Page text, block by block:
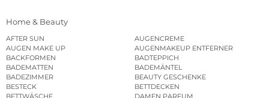
Home & Beauty
AFTER SUN
AUGENCREME
AUGEN MAKE UP
AUGENMAKEUP ENTFERNER
BACKFORMEN
BADTEPPICH
BADEMATTEN
BADEMÄNTEL
BADEZIMMER
BEAUTY GESCHENKE
BESTECK
BETTDECKEN
BETTWÄSCHE
DAMEN PARFUM